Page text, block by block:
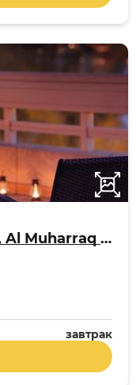
Moevenpick Hotel Bahrain, Al Muharraq /Manama
завтрак